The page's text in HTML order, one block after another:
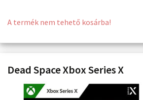
A termék nem tehető kosárba!
Dead Space Xbox Series X